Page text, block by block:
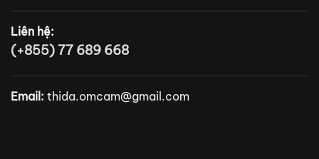
Liên hệ:
(+855) 77 689 668
Email: thida.omcam@gmail.com